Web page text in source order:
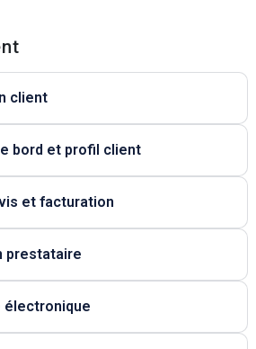
client
2/ Tableau de bord et profil client
et facturation
prestataire
électronique